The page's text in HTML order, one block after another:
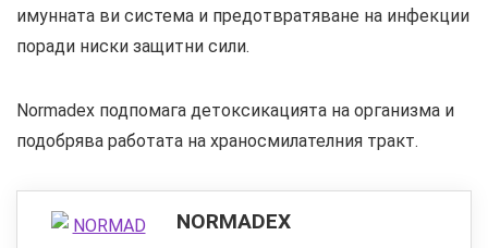
имунната ви система и предотвратяване на инфекции
поради ниски защитни сили.
Normadex подпомага детоксикацията на организма и
подобрява работата на храносмилателния тракт.
NORMADEX